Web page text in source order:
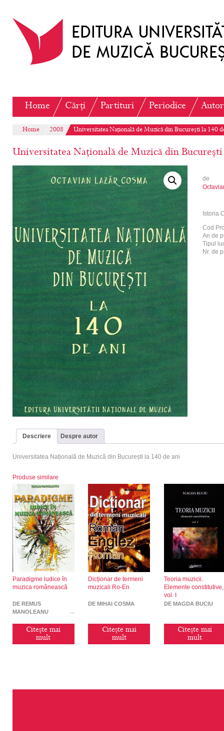
Home Cărți Partituri Periodice
Home 2008 Universitatea Națională de Muzică din București la 140
Universitatea Națională de Muzică din
de
Istoria
Cod
An de
Tipul
Nr. de
Descriere Despre autor
Universitatea Națională de Muzică din București la 140 de ani
Produse similare
Paradigme ludice în
muzica românească
DE REMUS
MANOLEANU
Citește mai
mult
Dicționar de termeni
muzicali Ro-En
DE MIHAI COSMA
Citește mai
mult
Teoria muzicii.
Elemente constitutive,
vol. I
DE MAGDA BUCIU
Citește mai
mult